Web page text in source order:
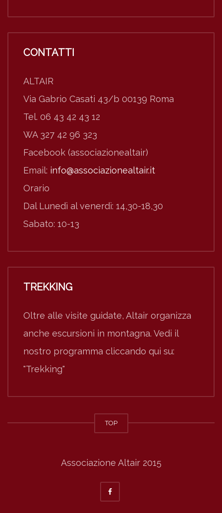
CONTATTI
ALTAIR
Via Gabrio Casati 43/b 00139 Roma
Tel. 06 43 42 43 12
WA 327 42 96 323
Facebook (associazionealtair)
Email: info@associazionealtair.it
Orario
Dal Lunedì al venerdì: 14,30-18,30
Sabato: 10-13
TREKKING
Oltre alle visite guidate, Altair organizza
anche escursioni in montagna. Vedi il
nostro programma cliccando qui su:
"Trekking"
TOP
Associazione Altair 2015